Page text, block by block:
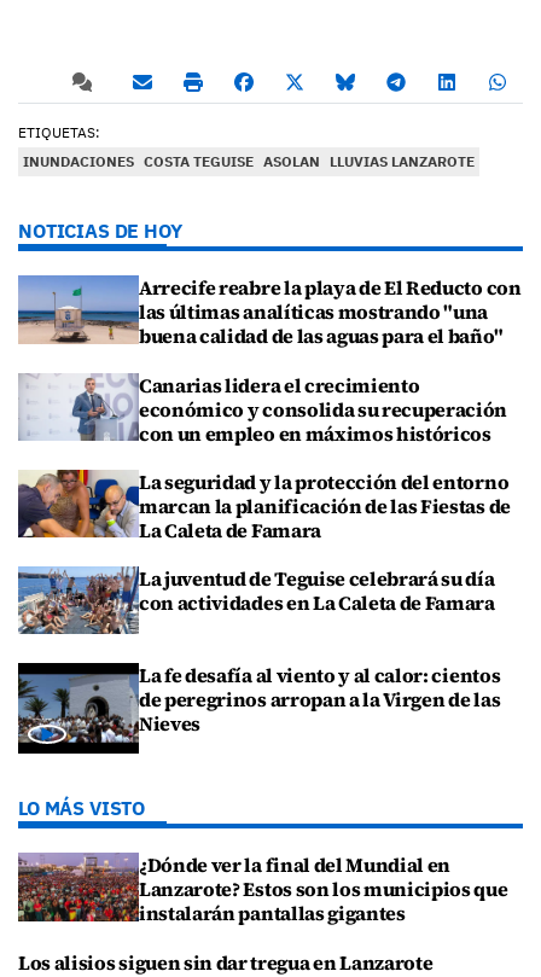
ETIQUETAS:
INUNDACIONES COSTA TEGUISE ASOLAN LLUVIAS LANZAROTE
NOTICIAS DE HOY
Arrecife reabre la playa de El Reducto con
las últimas analíticas mostrando "una
buena calidad de las aguas para el baño"
Canarias lidera el crecimiento
económico y consolida su recuperación
con un empleo en máximos históricos
La seguridad y la protección del entorno
marcan la planificación de las Fiestas de
La Caleta de Famara
La juventud de Teguise celebrará su día
con actividades en La Caleta de Famara
La fe desafía al viento y al calor: cientos
de peregrinos arropan a la Virgen de las
Nieves
LO MÁS VISTO
¿Dónde ver la final del Mundial en
Lanzarote? Estos son los municipios que
instalarán pantallas gigantes
Los alisios siguen sin dar tregua en Lanzarote